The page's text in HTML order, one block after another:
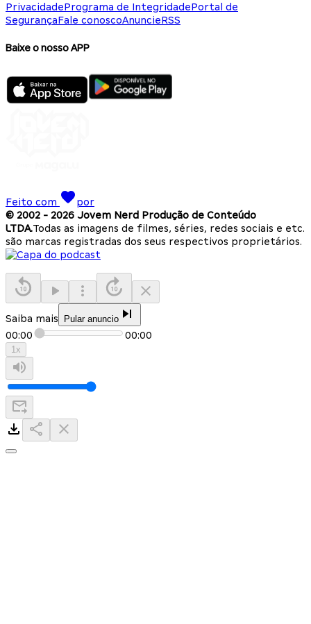
PrivacidadePrograma de IntegridadePortal de
SegurançaFale conoscoAnuncieRSS
Baixe o nosso APP
Feito com
por
© 2002 - 2026 Jovem Nerd Produção de Conteúdo
LTDA.Todas as imagens de filmes, séries, redes sociais e etc.
são marcas registradas dos seus respectivos proprietários.
Saiba mais Pular anuncio
00:00 00:00
1x